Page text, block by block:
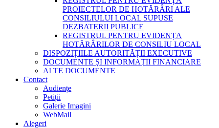
PROIECTELOR DE HOTĂRÂRI ALE
CONSILIULUI LOCAL SUPUSE
DEZBATERII PUBLICE
REGISTRUL PENTRU EVIDENȚA
HOTĂRÂRILOR DE CONSILIU LOCAL
DISPOZIȚIILE AUTORITĂȚII EXECUTIVE
DOCUMENTE ȘI INFORMAȚII FINANCIARE
ALTE DOCUMENTE
Contact
Audiențe
Petiții
Galerie Imagini
WebMail
Alegeri